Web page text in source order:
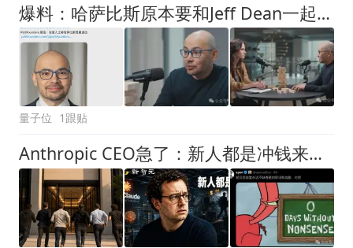
爆料：哈萨比斯原本要和Jeff Dean一起走！
量子位 1跟贴
Anthropic CEO急了：新人都是冲钱来的！AI巨头最大危机不是算力，是留人